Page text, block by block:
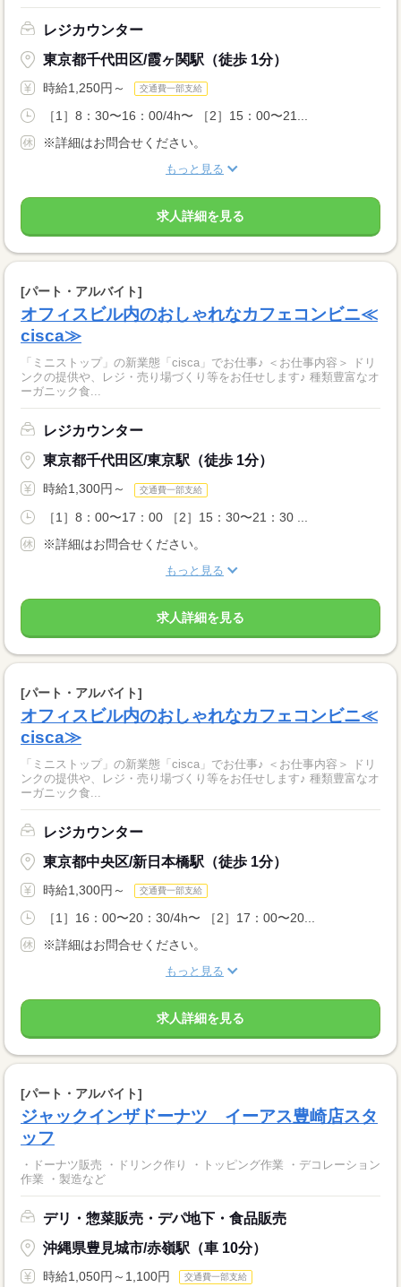
レジカウンター
東京都千代田区/霞ヶ関駅（徒歩 1分）
時給1,250円～ 交通費一部支給
［1］8：30〜16：00/4h〜 ［2］15：00〜21...
※詳細はお問合せください。
もっと見る
求人詳細を見る
[パート・アルバイト]
オフィスビル内のおしゃれなカフェコンビニ≪
cisca≫
「ミニストップ」の新業態「cisca」でお仕事♪ ＜お仕事内容＞ ドリ
ンクの提供や、レジ・売り場づくり等をお任せします♪ 種類豊富なオ
ーガニック食...
レジカウンター
東京都千代田区/東京駅（徒歩 1分）
時給1,300円～ 交通費一部支給
［1］8：00〜17：00 ［2］15：30〜21：30 ...
※詳細はお問合せください。
もっと見る
求人詳細を見る
[パート・アルバイト]
オフィスビル内のおしゃれなカフェコンビニ≪
cisca≫
「ミニストップ」の新業態「cisca」でお仕事♪ ＜お仕事内容＞ ドリ
ンクの提供や、レジ・売り場づくり等をお任せします♪ 種類豊富なオ
ーガニック食...
レジカウンター
東京都中央区/新日本橋駅（徒歩 1分）
時給1,300円～ 交通費一部支給
［1］16：00〜20：30/4h〜 ［2］17：00〜20...
※詳細はお問合せください。
もっと見る
求人詳細を見る
[パート・アルバイト]
ジャックインザドーナツ イーアス豊崎店スタ
ッフ
・ドーナツ販売 ・ドリンク作り ・トッピング作業 ・デコレーション
作業 ・製造など
デリ・惣菜販売・デパ地下・食品販売
沖縄県豊見城市/赤嶺駅（車 10分）
時給1,050円～1,100円 交通費一部支給